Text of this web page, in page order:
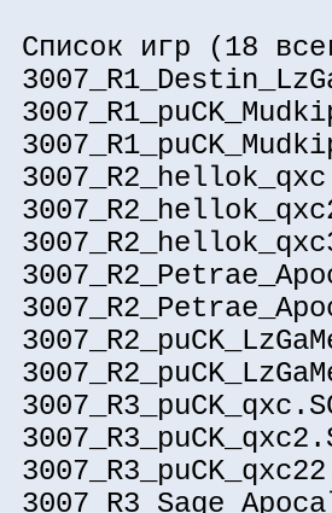
Список игр (18